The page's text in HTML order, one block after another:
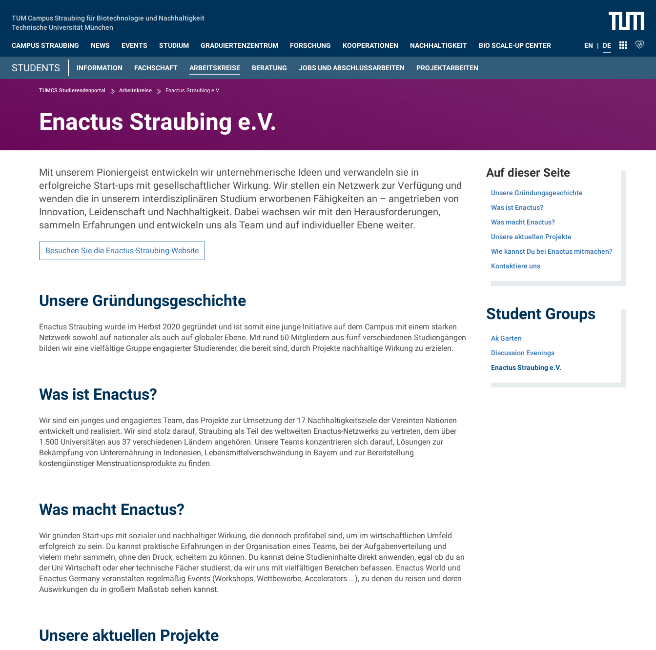
TUM Campus Straubing für Biotechnologie und Nachhaltigkeit
Technische Universität München
CAMPUS STRAUBING NEWS EVENTS STUDIUM GRADUIERTENZENTRUM FORSCHUNG KOOPERATIONEN NACHHALTIGKEIT BIO SCALE-UP CENTER EN | DE
STUDENTS INFORMATION FACHSCHAFT ARBEITSKREISE BERATUNG JOBS UND ABSCHLUSSARBEITEN PROJEKTARBEITEN
TUMCS Studierendenportal Arbeitskreise Enactus Straubing e.V.
Enactus Straubing e.V.
Enactus Straubing e.V.
Mit unserem Pioniergeist entwickeln wir unternehmerische Ideen und verwandeln sie in
erfolgreiche Start-ups mit gesellschaftlicher Wirkung. Wir stellen ein Netzwerk zur Verfügung und
wenden die in unserem interdisziplinären Studium erworbenen Fähigkeiten an – angetrieben von
Innovation, Leidenschaft und Nachhaltigkeit. Dabei wachsen wir mit den Herausforderungen,
sammeln Erfahrungen und entwickeln uns als Team und auf individueller Ebene weiter.
Besuchen Sie die Enactus-Straubing-Website
Unsere Gründungsgeschichte
Enactus Straubing wurde im Herbst 2020 gegründet und ist somit eine junge Initiative auf dem Campus mit einem starken
Netzwerk sowohl auf nationaler als auch auf globaler Ebene. Mit rund 60 Mitgliedern aus fünf verschiedenen Studiengängen
bilden wir eine vielfältige Gruppe engagierter Studierender, die bereit sind, durch Projekte nachhaltige Wirkung zu erzielen.
Was ist Enactus?
Wir sind ein junges und engagiertes Team, das Projekte zur Umsetzung der 17 Nachhaltigkeitsziele der Vereinten Nationen
entwickelt und realisiert. Wir sind stolz darauf, Straubing als Teil des weltweiten Enactus-Netzwerks zu vertreten, dem über
1.500 Universitäten aus 37 verschiedenen Ländern angehören. Unsere Teams konzentrieren sich darauf, Lösungen zur
Bekämpfung von Unterernährung in Indonesien, Lebensmittelverschwendung in Bayern und zur Bereitstellung
kostengünstiger Menstruationsprodukte zu finden.
Was macht Enactus?
Wir gründen Start-ups mit sozialer und nachhaltiger Wirkung, die dennoch profitabel sind, um im wirtschaftlichen Umfeld
erfolgreich zu sein. Du kannst praktische Erfahrungen in der Organisation eines Teams, bei der Aufgabenverteilung und
vielem mehr sammeln, ohne den Druck, scheitern zu können. Du kannst deine Studieninhalte direkt anwenden, egal ob du an
der Uni Wirtschaft oder eher technische Fächer studierst, da wir uns mit vielfältigen Bereichen befassen. Enactus World und
Enactus Germany veranstalten regelmäßig Events (Workshops, Wettbewerbe, Accelerators ...), zu denen du reisen und deren
Auswirkungen du in großem Maßstab sehen kannst.
Unsere aktuellen Projekte
Auf dieser Seite
Unsere Gründungsgeschichte
Was ist Enactus?
Was macht Enactus?
Unsere aktuellen Projekte
Wie kannst Du bei Enactus mitmachen?
Kontaktiere uns
Student Groups
Ak Garten
Discussion Evenings
Enactus Straubing e.V.